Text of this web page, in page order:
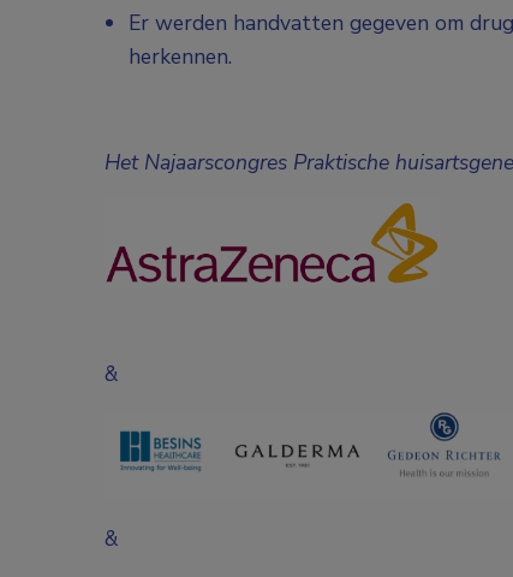
Er werden handvatten gegeven om
herkennen.
Het Najaarscongres Praktische
&
&